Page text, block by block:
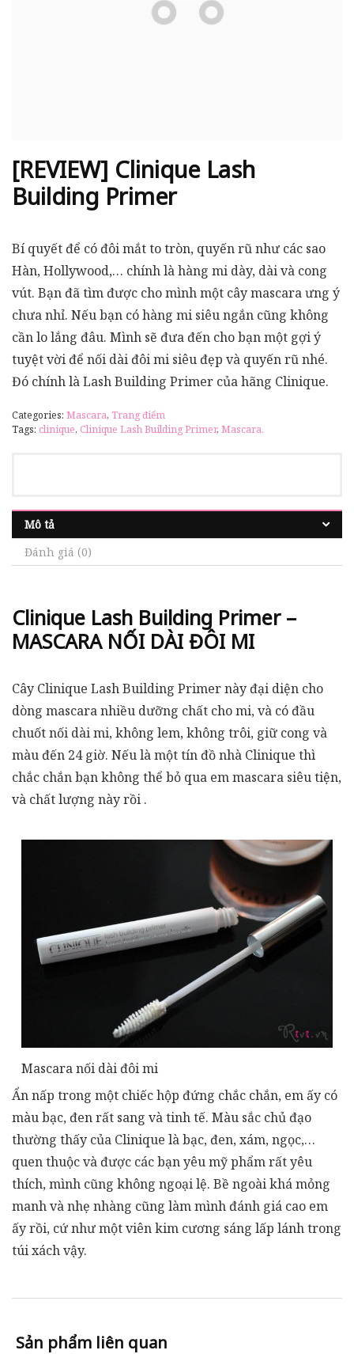
[REVIEW] Clinique Lash
Building Primer
Bí quyết để có đôi mắt to tròn, quyến rũ như các sao
Hàn, Hollywood,… chính là hàng mi dày, dài và cong
vút. Bạn đã tìm được cho mình một cây mascara ưng ý
chưa nhỉ. Nếu bạn có hàng mi siêu ngắn cũng không
cần lo lắng đâu. Mình sẽ đưa đến cho bạn một gợi ý
tuyệt vời để nối dài đôi mi siêu đẹp và quyến rũ nhé.
Đó chính là Lash Building Primer của hãng Clinique.
Categories: Mascara, Trang điểm
Tags: clinique, Clinique Lash Building Primer, Mascara.
Mô tả
Đánh giá (0)
Clinique Lash Building Primer –
MASCARA NỐI DÀI ĐÔI MI
Cây Clinique Lash Building Primer này đại diện cho
dòng mascara nhiều dưỡng chất cho mi, và có đầu
chuốt nối dài mi, không lem, không trôi, giữ cong và
màu đến 24 giờ. Nếu là một tín đồ nhà Clinique thì
chắc chắn bạn không thể bỏ qua em mascara siêu tiện,
và chất lượng này rồi .
Mascara nối dài đôi mi
Ẩn nấp trong một chiếc hộp đứng chắc chắn, em ấy có
màu bạc, đen rất sang và tinh tế. Màu sắc chủ đạo
thường thấy của Clinique là bạc, đen, xám, ngọc,…
quen thuộc và được các bạn yêu mỹ phẩm rất yêu
thích, mình cũng không ngoại lệ. Bề ngoài khá mỏng
manh và nhẹ nhàng cũng làm mình đánh giá cao em
ấy rồi, cứ như một viên kim cương sáng lấp lánh trong
túi xách vậy.
Sản phẩm liên quan